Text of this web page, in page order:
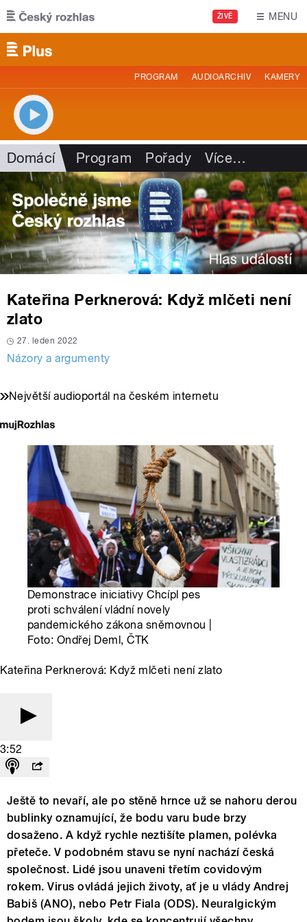
Přejít k hlavnímu obsahu
ŽIVĚ MENU
PROGRAM AUDIOARCHIV KAMERY
Domácí Program Pořady Více…
Kateřina Perknerová: Když mlčeti není
zlato
27. leden 2022
Názory a argumenty
Největší audioportál na českém internetu
Demonstrace iniciativy Chcípl pes
proti schválení vládní novely
pandemického zákona sněmovnou |
Foto: Ondřej Deml, ČTK
Kateřina Perknerová: Když mlčeti není zlato
3:52
Ještě to nevaří, ale po stěně hrnce už se nahoru derou
bublinky oznamující, že bodu varu bude brzy
dosaženo. A když rychle neztišíte plamen, polévka
přeteče. V podobném stavu se nyní nachází česká
společnost. Lidé jsou unaveni třetím covidovým
rokem. Virus ovládá jejich životy, ať je u vlády Andrej
Babiš (ANO), nebo Petr Fiala (ODS). Neuralgickým